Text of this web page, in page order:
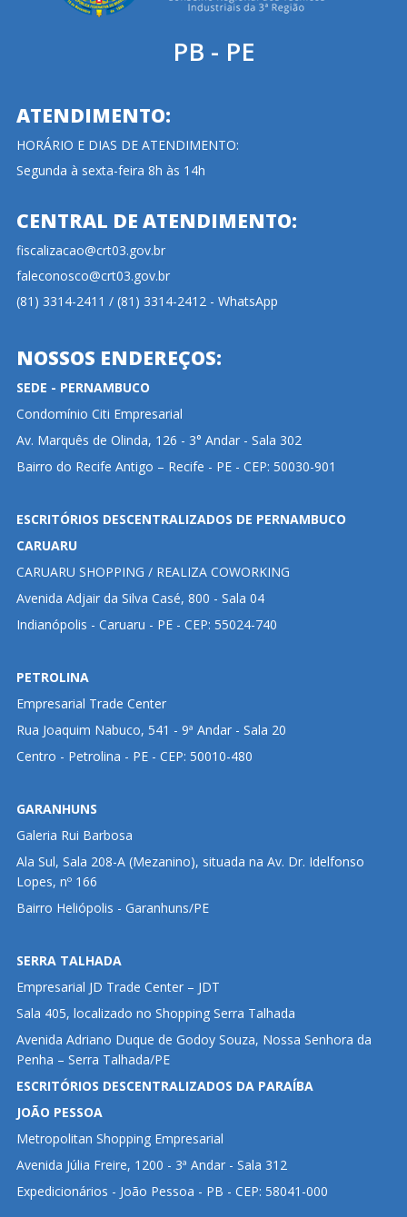
PB - PE
ATENDIMENTO:
HORÁRIO E DIAS DE ATENDIMENTO:
Segunda à sexta-feira 8h às 14h
CENTRAL DE ATENDIMENTO:
fiscalizacao@crt03.gov.br
faleconosco@crt03.gov.br
(81) 3314-2411 / (81) 3314-2412 - WhatsApp
NOSSOS ENDEREÇOS:
SEDE - PERNAMBUCO
Condomínio Citi Empresarial
Av. Marquês de Olinda, 126 - 3° Andar - Sala 302
Bairro do Recife Antigo – Recife - PE - CEP: 50030-901
ESCRITÓRIOS DESCENTRALIZADOS DE PERNAMBUCO
CARUARU
CARUARU SHOPPING / REALIZA COWORKING
Avenida Adjair da Silva Casé, 800 - Sala 04
Indianópolis - Caruaru - PE - CEP: 55024-740
PETROLINA
Empresarial Trade Center
Rua Joaquim Nabuco, 541 - 9ª Andar - Sala 20
Centro - Petrolina - PE - CEP: 50010-480
GARANHUNS
Galeria Rui Barbosa
Ala Sul, Sala 208-A (Mezanino), situada na Av. Dr. Idelfonso
Lopes, nº 166
Bairro Heliópolis - Garanhuns/PE
SERRA TALHADA
Empresarial JD Trade Center – JDT
Sala 405, localizado no Shopping Serra Talhada
Avenida Adriano Duque de Godoy Souza, Nossa Senhora da
Penha – Serra Talhada/PE
ESCRITÓRIOS DESCENTRALIZADOS DA PARAÍBA
JOÃO PESSOA
Metropolitan Shopping Empresarial
Avenida Júlia Freire, 1200 - 3ª Andar - Sala 312
Expedicionários - João Pessoa - PB - CEP: 58041-000